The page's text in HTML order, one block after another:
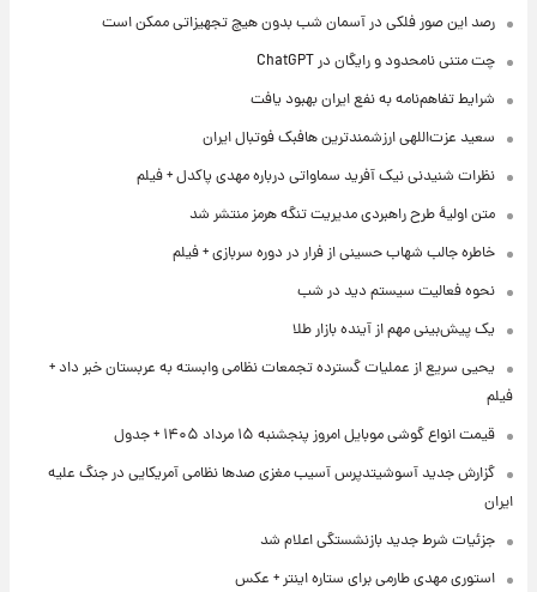
رصد این صور فلکی در آسمان شب بدون هیچ تجهیزاتی ممکن است
چت متنی نامحدود و رایگان در ChatGPT
شرایط تفاهم‌نامه به نفع ایران بهبود یافت
سعید عزت‌اللهی ارزشمندترین هافبک فوتبال ایران
نظرات شنیدنی نیک آفرید سماواتی درباره مهدی پاکدل + فیلم
متن اولیۀ طرح راهبردی مدیریت تنگه هرمز منتشر شد
خاطره جالب شهاب حسینی از فرار در دوره سربازی + فیلم
نحوه فعالیت سیستم دید در شب
یک پیش‌بینی مهم از آینده بازار طلا
یحیی سریع از عملیات گسترده تجمعات نظامی وابسته به عربستان خبر داد +
فیلم
قیمت انواع گوشی موبایل امروز پنجشنبه ۱۵ مرداد ۱۴۰۵ + جدول
گزارش جدید آسوشیتدپرس آسیب مغزی صدها نظامی آمریکایی در جنگ علیه
ایران
جزئیات شرط جدید بازنشستگی اعلام شد
استوری مهدی طارمی برای ستاره اینتر + عکس